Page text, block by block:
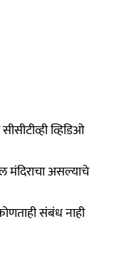
व्हिडिओ
मंदिराचा असल्याचे
संबंध नाही